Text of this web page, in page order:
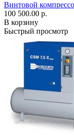
Винтовой
100 500.00 р.
В корзину
Быстрый просмотр